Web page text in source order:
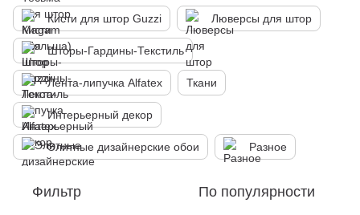
Кисти для штор Guzzi Люверсы для штор
Шторы-Гардины-Текстиль
Лента-липучка Alfatex Ткани
Интерьерный декор
Элитные дизайнерские обои Разное
Фильтр По популярности